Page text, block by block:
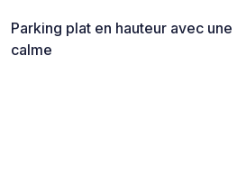
Parking plat en hauteur avec
calme